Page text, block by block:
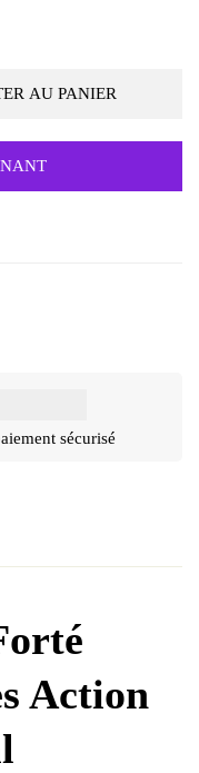
AU PANIER
sécurisé
Action